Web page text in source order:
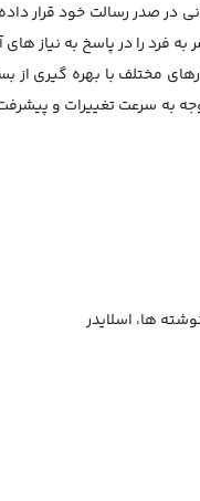
در صدر رسالت خود قرار
را در پاسخ به نیاز های
مختلف با بهره گیری از
به سرعت تغییرات و
ها، اسلایدر